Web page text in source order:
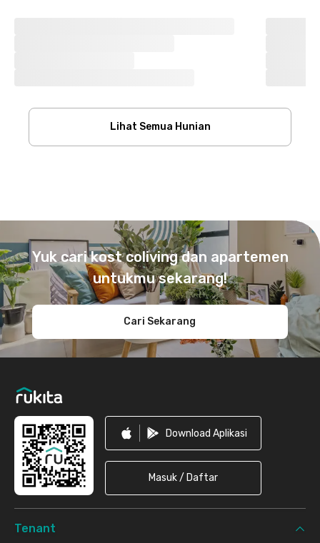
Lihat Semua Hunian
Yuk cari kost coliving dan apartemen
untukmu sekarang!
Cari Sekarang
Download Aplikasi
Masuk / Daftar
Tenant